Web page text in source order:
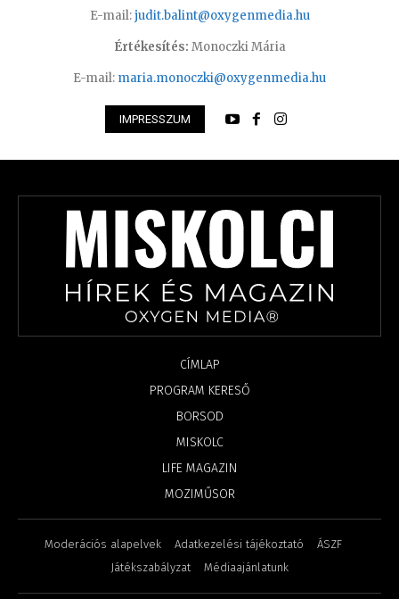
E-mail:judit.balint@oxygenmedia.hu
Értékesítés: Monoczki Mária
E-mail: maria.monoczki@oxygenmedia.hu
IMPRESSZUM
CÍMLAP
PROGRAM KERESŐ
BORSOD
MISKOLC
LIFE MAGAZIN
MOZIMŰSOR
Moderációs alapelvek Adatkezelési tájékoztató
ÁSZF
Játékszabályzat
Médiaajánlatunk